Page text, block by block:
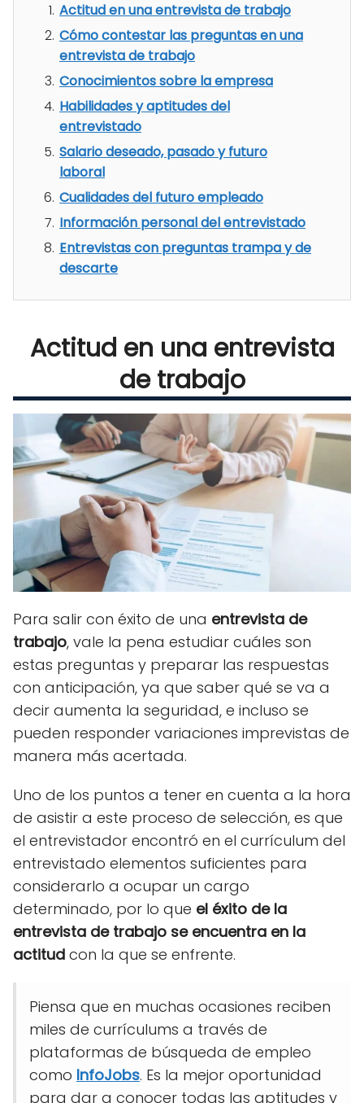
Actitud en una entrevista de trabajo
Cómo contestar las preguntas en una
entrevista de trabajo
Conocimientos sobre la empresa
Habilidades y aptitudes del
entrevistado
Salario deseado, pasado y futuro
laboral
Cualidades del futuro empleado
Información personal del entrevistado
Entrevistas con preguntas trampa y de
descarte
Actitud en una entrevista
de trabajo
Para salir con éxito de una entrevista de
trabajo, vale la pena estudiar cuáles son
estas preguntas y preparar las respuestas
con anticipación, ya que saber qué se va a
decir aumenta la seguridad, e incluso se
pueden responder variaciones imprevistas de
manera más acertada.
Uno de los puntos a tener en cuenta a la hora
de asistir a este proceso de selección, es que
el entrevistador encontró en el currículum del
entrevistado elementos suficientes para
considerarlo a ocupar un cargo
determinado, por lo que el éxito de la
entrevista de trabajo se encuentra en la
actitud con la que se enfrente.
Piensa que en muchas ocasiones reciben
miles de currículums a través de
plataformas de búsqueda de empleo
como InfoJobs. Es la mejor oportunidad
para dar a conocer todas las aptitudes y